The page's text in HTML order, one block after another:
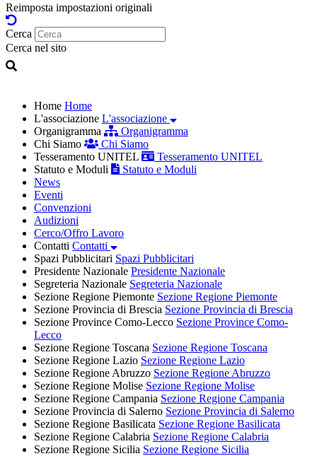
Reimposta impostazioni originali
Cerca
Cerca nel sito
Home Home
L'associazione L'associazione
Organigramma
Organigramma
Chi Siamo
Chi Siamo
Tesseramento UNITEL
Tesseramento UNITEL
Statuto e Moduli
Statuto e Moduli
News
Eventi
Convenzioni
Audizioni
Cerco/Offro Lavoro
Contatti Contatti
Spazi Pubblicitari Spazi Pubblicitari
Presidente Nazionale Presidente Nazionale
Segreteria Nazionale Segreteria Nazionale
Sezione Regione Piemonte Sezione Regione Piemonte
Sezione Provincia di Brescia Sezione Provincia di Brescia
Sezione Province Como-Lecco Sezione Province Como-
Lecco
Sezione Regione Toscana Sezione Regione Toscana
Sezione Regione Lazio Sezione Regione Lazio
Sezione Regione Abruzzo Sezione Regione Abruzzo
Sezione Regione Molise Sezione Regione Molise
Sezione Regione Campania Sezione Regione Campania
Sezione Provincia di Salerno Sezione Provincia di Salerno
Sezione Regione Basilicata Sezione Regione Basilicata
Sezione Regione Calabria Sezione Regione Calabria
Sezione Regione Sicilia Sezione Regione Sicilia